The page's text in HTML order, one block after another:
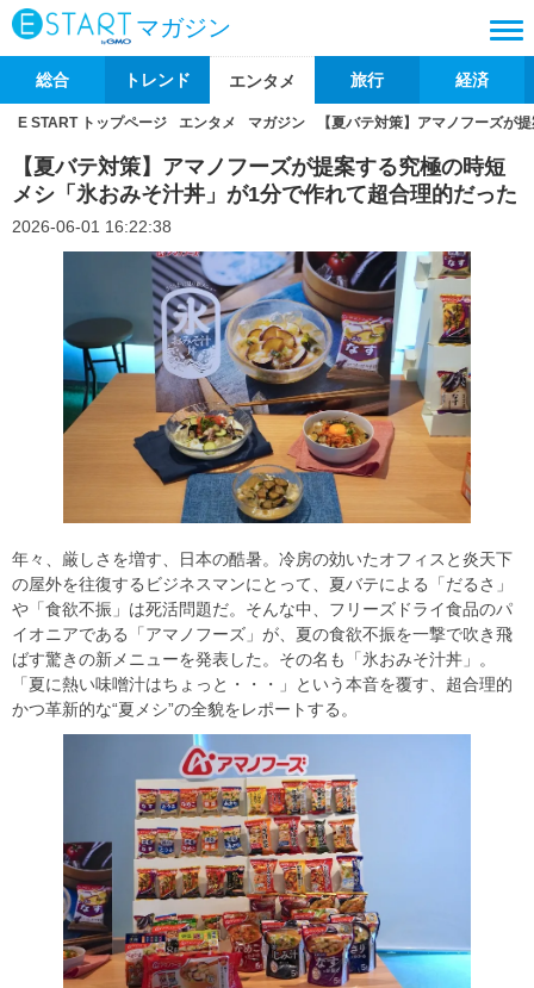
マガジン
総合 トレンド エンタメ 旅行 経済
E START トップページ エンタメ マガジン 【夏バテ対策】アマノフーズが
【夏バテ対策】アマノフーズが提案する究極の時短
メシ「氷おみそ汁丼」が1分で作れて超合理的だった
2026-06-01 16:22:38
年々、厳しさを増す、日本の酷暑。冷房の効いたオフィスと炎天下
の屋外を往復するビジネスマンにとって、夏バテによる「だるさ」
や「食欲不振」は死活問題だ。そんな中、フリーズドライ食品のパ
イオニアである「アマノフーズ」が、夏の食欲不振を一撃で吹き飛
ばす驚きの新メニューを発表した。その名も「氷おみそ汁丼」。
「夏に熱い味噌汁はちょっと・・・」という本音を覆す、超合理的
かつ革新的な“夏メシ”の全貌をレポートする。